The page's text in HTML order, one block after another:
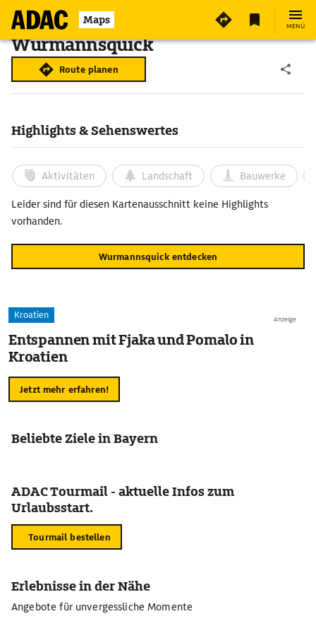
Maps MENÜ
Wurmannsquick
Route planen
Highlights & Sehenswertes
Aktivitäten Landschaft Bauwerke
Leider sind für diesen Kartenausschnitt keine Highlights
vorhanden.
Wurmannsquick entdecken
Anzeige
Kroatien
Entspannen mit Fjaka und Pomalo in
Kroatien
Jetzt mehr erfahren!
Beliebte Ziele in Bayern
ADAC Tourmail - aktuelle Infos zum
Urlaubsstart.
Tourmail bestellen
Erlebnisse in der Nähe
Angebote für unvergessliche Momente